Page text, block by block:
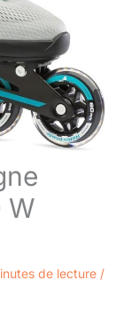
W
de lecture /